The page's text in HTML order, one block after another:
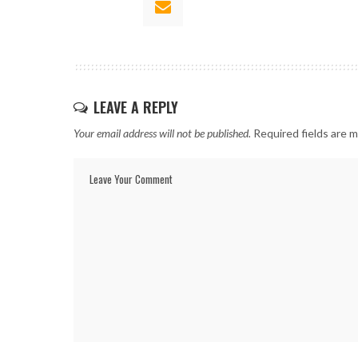
LEAVE A REPLY
Your email address will not be published. Required fields are